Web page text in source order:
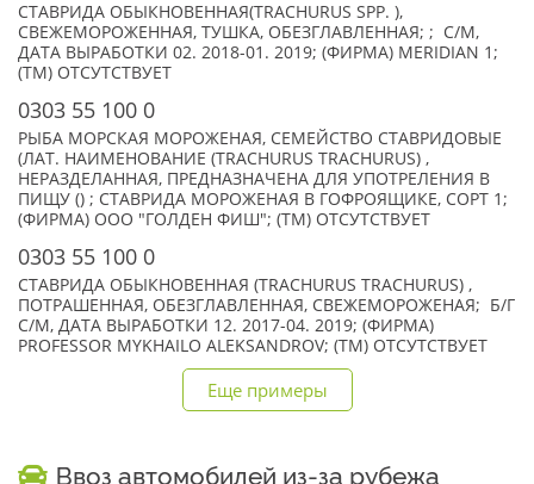
СТАВРИДА ОБЫКНОВЕННАЯ(TRACHURUS SPP. ),
СВЕЖЕМОРОЖЕННАЯ, ТУШКА, ОБЕЗГЛАВЛЕННАЯ; ; С/М,
ДАТА ВЫРАБОТКИ 02. 2018-01. 2019; (ФИРМА) MERIDIAN 1;
(TM) ОТСУТСТВУЕТ
0303 55 100 0
РЫБА МОРСКАЯ МОРОЖЕНАЯ, СЕМЕЙСТВО СТАВРИДОВЫЕ
(ЛАТ. НАИМЕНОВАНИЕ (TRACHURUS TRACHURUS) ,
НЕРАЗДЕЛАННАЯ, ПРЕДНАЗНАЧЕНА ДЛЯ УПОТРЕЛЕНИЯ В
ПИЩУ () ; СТАВРИДА МОРОЖЕНАЯ В ГОФРОЯЩИКЕ, СОРТ 1;
(ФИРМА) ООО "ГОЛДЕН ФИШ"; (TM) ОТСУТСТВУЕТ
0303 55 100 0
СТАВРИДА ОБЫКНОВЕННАЯ (TRACHURUS TRACHURUS) ,
ПОТРАШЕННАЯ, ОБЕЗГЛАВЛЕННАЯ, СВЕЖЕМОРОЖЕНАЯ; Б/Г
С/М, ДАТА ВЫРАБОТКИ 12. 2017-04. 2019; (ФИРМА)
PROFESSOR MYKHAILO ALEKSANDROV; (TM) ОТСУТСТВУЕТ
Еще примеры
Ввоз автомобилей из-за рубежа